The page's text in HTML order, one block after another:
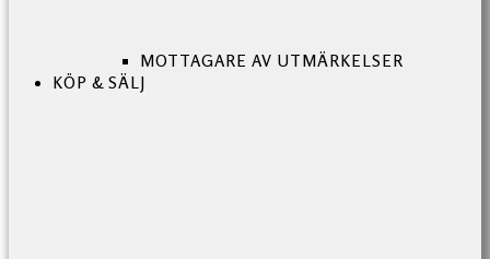
MOTTAGARE AV UTMÄRKELSER
KÖP & SÄLJ